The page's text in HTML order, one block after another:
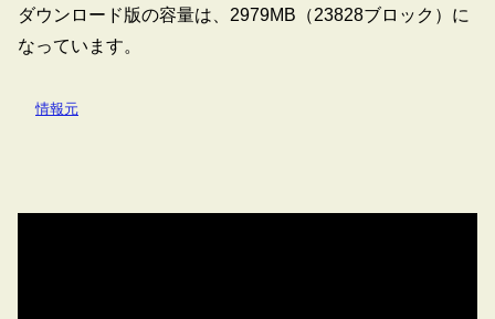
ダウンロード版の容量は、2979MB（23828ブロック）に
なっています。
情報元